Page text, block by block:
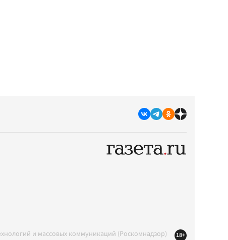
и массовых коммуникаций (Роскомнадзор)
18+